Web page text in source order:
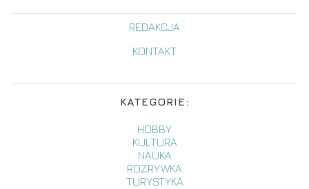
REDAKCJA
KONTAKT
KATEGORIE:
HOBBY
KULTURA
NAUKA
ROZRYWKA
TURYSTYKA